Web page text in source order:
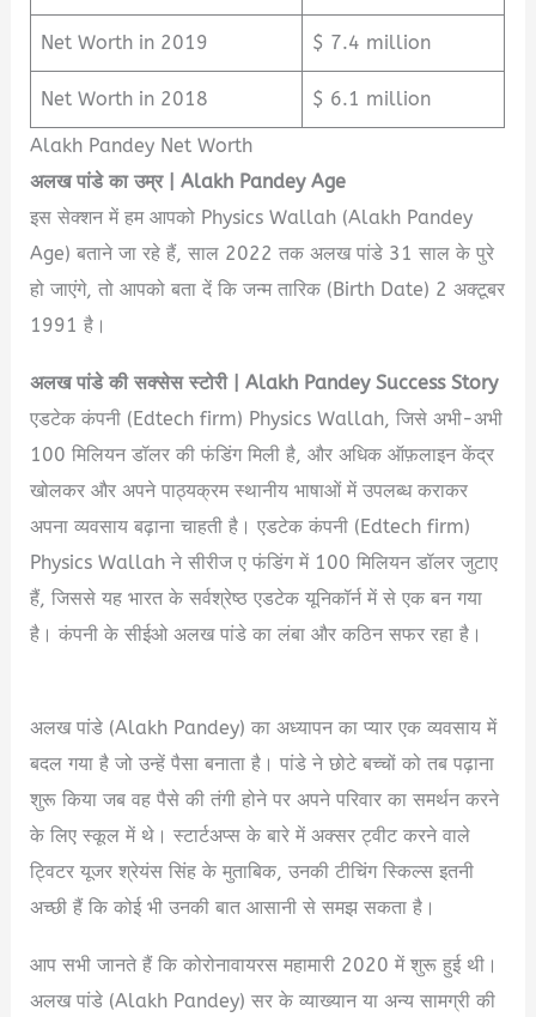
Net Worth in 2019 $ 7.4 million
Net Worth in 2018 $ 6.1 million
Alakh Pandey Net Worth
अलख पांडे का उम्र| Alakh Pandey Age
इस सेक्शन में हम आपको Physics Wallah (Alakh Pandey
Age) बताने जा रहे हैं, साल 2022 तक अलख पांडे 31 साल के पुरे
हो जाएंगे, तो आपको बता दें कि जन्म तारिक (Birth Date) 2 अक्टूबर
1991 है।
अलख पांडे की सक्सेस स्टोरी| Alakh Pandey Success Story
एडटेक कंपनी (Edtech firm) Physics Wallah, जिसे अभी-अभी
100 मिलियन डॉलर की फंडिंग मिली है, और अधिक ऑफ़लाइन केंद्र
खोलकर और अपने पाठ्यक्रम स्थानीय भाषाओं में उपलब्ध कराकर
अपना व्यवसाय बढ़ाना चाहती है। एडटेक कंपनी (Edtech firm)
Physics Wallah ने सीरीज ए फंडिंग में 100 मिलियन डॉलर जुटाए
हैं, जिससे यह भारत के सर्वश्रेष्ठ एडटेक यूनिकॉर्न में से एक बन गया
है। कंपनी के सीईओ अलख पांडे का लंबा और कठिन सफर रहा है।
अलख पांडे (Alakh Pandey) का अध्यापन का प्यार एक व्यवसाय में
बदल गया है जो उन्हें पैसा बनाता है। पांडे ने छोटे बच्चों को तब पढ़ाना
शुरू किया जब वह पैसे की तंगी होने पर अपने परिवार का समर्थन करने
के लिए स्कूल में थे। स्टार्टअप्स के बारे में अक्सर ट्वीट करने वाले
ट्विटर यूजर श्रेयंस सिंह के मुताबिक, उनकी टीचिंग स्किल्स इतनी
अच्छी हैं कि कोई भी उनकी बात आसानी से समझ सकता है।
आप सभी जानते हैं कि कोरोनावायरस महामारी 2020 में शुरू हुई थी।
अलख पांडे (Alakh Pandey) सर के व्याख्यान या अन्य सामग्री की